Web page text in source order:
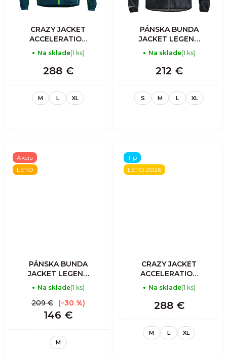
CRAZY JACKET
ACCELERATION
LIGHT MAN
ZENITH
Na sklade(1 ks)
288 €
M L XL
PÁNSKA BUNDA
JACKET LEGEND
SHELL - SHADOW
Na sklade(1 ks)
212 €
S M L XL
Akcia
LETO
PÁNSKA BUNDA
JACKET LEGEND
SHELL - PRINT
LOST
Na sklade(1 ks)
146 €
209 € (–30 %)
M
Tip
LETO 2026
CRAZY JACKET
ACCELERATION
LIGHT MAN
ORIENTE
Na sklade(1 ks)
288 €
M L XL